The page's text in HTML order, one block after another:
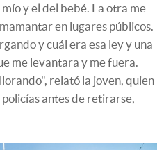
y el del bebé. La otra me
en lugares públicos.
y cuál era esa ley y una
me levantara y me fuera.
relató la joven, quien
antes de retirarse,